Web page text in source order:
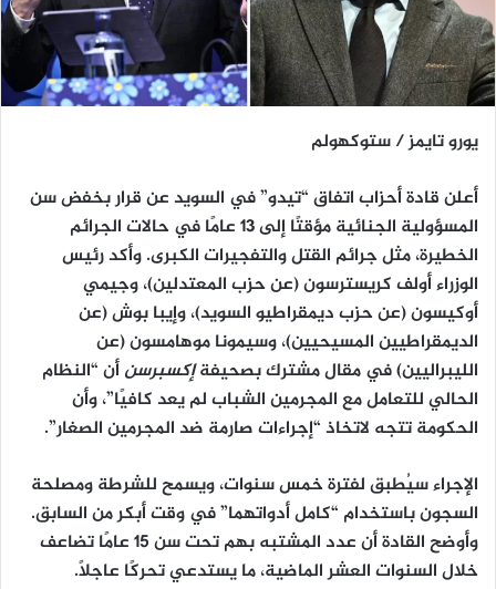
يورو تايمز / ستوكهولم
أعلن قادة أحزاب اتفاق “تيدو” في السويد عن قرار بخفض سن
المسؤولية الجنائية مؤقتًا إلى 13 عامًا في حالات الجرائم
الخطيرة، مثل جرائم القتل والتفجيرات الكبرى. وأكد رئيس
الوزراء أولف كريسترسون (عن حزب المعتدلين)، وجيمي
أوكيسون (عن حزب ديمقراطيو السويد)، وإيبا بوش (عن
الديمقراطيين المسيحيين)، وسيمونا موهامسون (عن
الليبراليين) في مقال مشترك بصحيفةإكسبرسنأن “النظام
الحالي للتعامل مع المجرمين الشباب لم يعد كافيًا”، وأن
الحكومة تتجه لاتخاذ “إجراءات صارمة ضد المجرمين الصغار”.
الإجراء سيُطبق لفترة خمس سنوات، ويسمح للشرطة ومصلحة
السجون باستخدام “كامل أدواتهما” في وقت أبكر من السابق.
وأوضح القادة أن عدد المشتبه بهم تحت سن 15 عامًا تضاعف
خلال السنوات العشر الماضية، ما يستدعي تحركًا عاجلاً.